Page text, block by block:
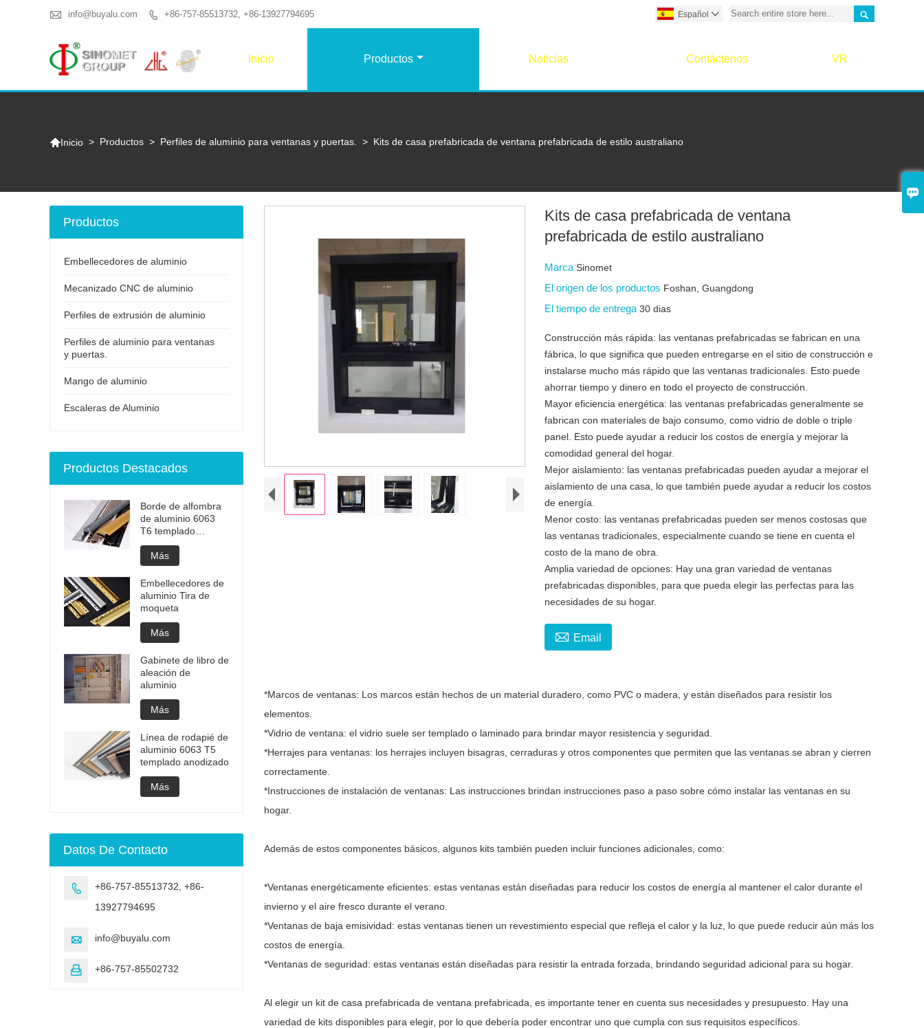

 info@buyalu.com  +86-757-85513732, +86-13927794695 
Español 
Inicio Productos Noticias Contáctenos VR
Inicio > Productos > Perfiles de aluminio para ventanas y puertas. > Kits de casa prefabricada de ventana prefabricada de estilo australiano
Kits de casa prefabricada de ventana
prefabricada de estilo australiano
MarcaSinomet
El origen de los productos Foshan, Guangdong
El tiempo de entrega30 dias
Construcción más rápida: las ventanas prefabricadas se fabrican en una
fábrica, lo que significa que pueden entregarse en el sitio de construcción e
instalarse mucho más rápido que las ventanas tradicionales. Esto puede
ahorrar tiempo y dinero en todo el proyecto de construcción.
Mayor eficiencia energética: las ventanas prefabricadas generalmente se
fabrican con materiales de bajo consumo, como vidrio de doble o triple
panel. Esto puede ayudar a reducir los costos de energía y mejorar la
comodidad general del hogar.
Mejor aislamiento: las ventanas prefabricadas pueden ayudar a mejorar el
aislamiento de una casa, lo que también puede ayudar a reducir los costos
de energía.
Menor costo: las ventanas prefabricadas pueden ser menos costosas que
las ventanas tradicionales, especialmente cuando se tiene en cuenta el
costo de la mano de obra.
Amplia variedad de opciones: Hay una gran variedad de ventanas
prefabricadas disponibles, para que pueda elegir las perfectas para las
necesidades de su hogar.
 Email
*Marcos de ventanas: Los marcos están hechos de un material duradero, como PVC o madera, y están diseñados para resistir los
elementos.
*Vidrio de ventana: el vidrio suele ser templado o laminado para brindar mayor resistencia y seguridad.
*Herrajes para ventanas: los herrajes incluyen bisagras, cerraduras y otros componentes que permiten que las ventanas se abran y cierren
correctamente.
*Instrucciones de instalación de ventanas: Las instrucciones brindan instrucciones paso a paso sobre cómo instalar las ventanas en su
hogar.
Además de estos componentes básicos, algunos kits también pueden incluir funciones adicionales, como:
*Ventanas energéticamente eficientes: estas ventanas están diseñadas para reducir los costos de energía al mantener el calor durante el
invierno y el aire fresco durante el verano.
*Ventanas de baja emisividad: estas ventanas tienen un revestimiento especial que refleja el calor y la luz, lo que puede reducir aún más los
costos de energía.
*Ventanas de seguridad: estas ventanas están diseñadas para resistir la entrada forzada, brindando seguridad adicional para su hogar.
Al elegir un kit de casa prefabricada de ventana prefabricada, es importante tener en cuenta sus necesidades y presupuesto. Hay una
variedad de kits disponibles para elegir, por lo que debería poder encontrar uno que cumpla con sus requisitos específicos.
Productos
Embellecedores de aluminio
Mecanizado CNC de aluminio
Perfiles de extrusión de aluminio
Perfiles de aluminio para ventanas
y puertas.
Mango de aluminio
Escaleras de Aluminio
Productos Destacados
Borde de alfombra
de aluminio 6063
T6 templado
anodizado
Más
Embellecedores de
aluminio Tira de
moqueta
Más
Gabinete de libro de
aleación de
aluminio
Más
Línea de rodapié de
aluminio 6063 T5
templado anodizado
Más
Datos De Contacto

+86-757-85513732, +86-
13927794695
 info@buyalu.com
 +86-757-85502732